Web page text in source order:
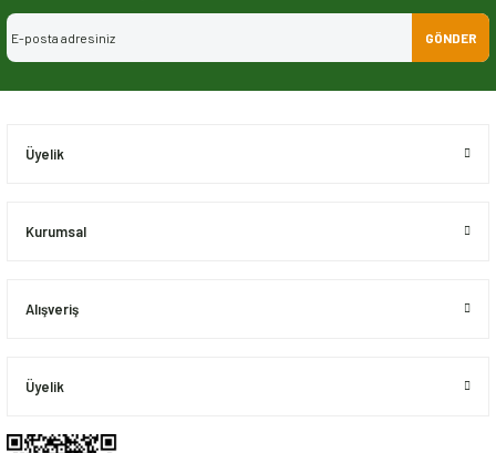
Ürün resmi kalitesiz, bozuk veya görüntülenemiyor.
GÖNDER
Üyelik
Kurumsal
Alışveriş
Üyelik